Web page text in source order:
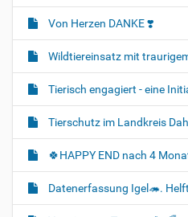
Von Herzen DANKE ❣️
Wildtiereinsatz mit
Tierisch engagiert - eine
Tierschutz im Landkreis
🍀HAPPY END nach 4
Datenerfassung Igel🦔.